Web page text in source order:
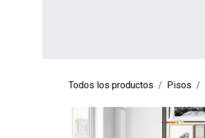
Todos los productos Pisos